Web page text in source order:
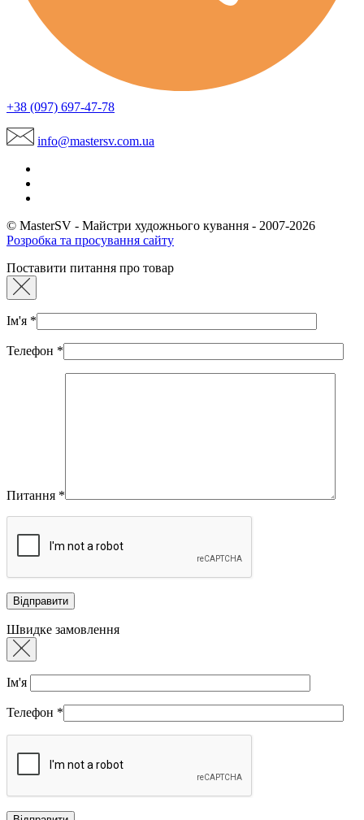
+38 (097) 697-47-78
info@mastersv.com.ua
© MasterSV - Майстри художнього кування - 2007-2026
Розробка та просування сайту
Поставити питання про товар
Ім'я *
Телефон *
Питання *
Швидке замовлення
Ім'я
Телефон *